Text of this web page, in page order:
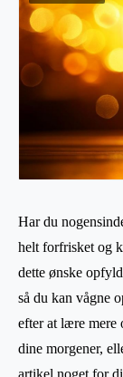
Har du
helt forfrisket og
dette ønske
så du kan vågne
efter at lære mere
dine morgener,